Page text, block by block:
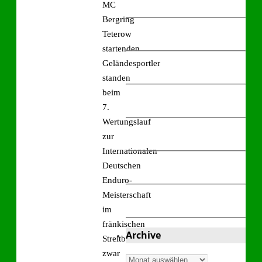
MC
Bergring
Teterow
startenden
Geländesportler
standen
beim
7.
Wertungslauf
zur
Internationalen
Deutschen
Enduro-
Meisterschaft
im
fränkischen
Streitberg
zwar
Archive
Archive